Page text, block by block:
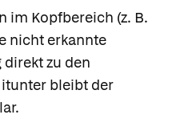
im Kopfbereich (z. B.
nicht erkannte
zu den
bleibt der